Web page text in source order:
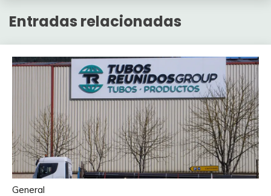
Entradas relacionadas
General